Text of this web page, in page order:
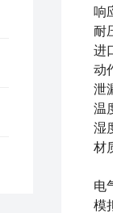
响
耐
进
动
泄
温
湿
材
电
模